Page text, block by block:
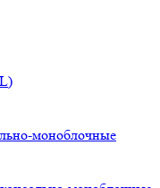
моноблочные